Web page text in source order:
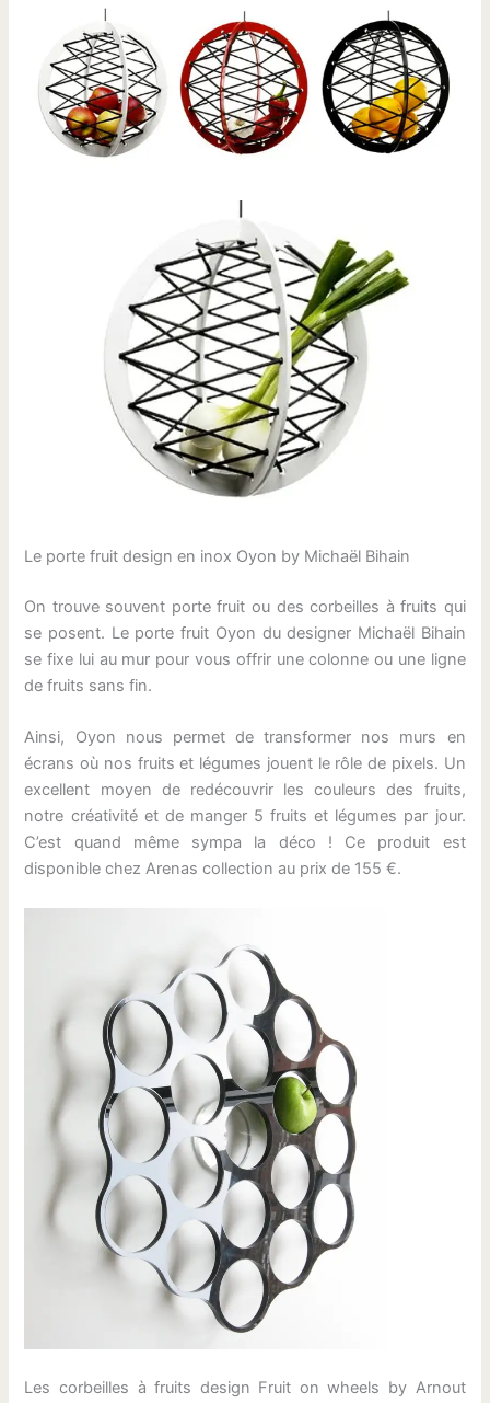
Le porte fruit design en inox Oyon by Michaël Bihain
On trouve souvent porte fruit ou des corbeilles à fruits qui
se posent. Le porte fruit Oyon du designer Michaël Bihain
se fixe lui au mur pour vous offrir une colonne ou une ligne
de fruits sans fin.
Ainsi, Oyon nous permet de transformer nos murs en
écrans où nos fruits et légumes jouent le rôle de pixels. Un
excellent moyen de redécouvrir les couleurs des fruits,
notre créativité et de manger 5 fruits et légumes par jour.
C’est quand même sympa la déco ! Ce produit est
disponible chez Arenas collection au prix de 155 €.
Les corbeilles à fruits design Fruit on wheels by Arnout